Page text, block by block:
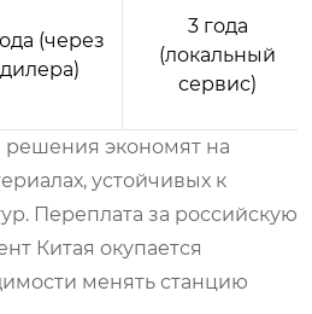
(через
дилера)
3 года
(локальный
сервис)
решения экономят на
устойчивых к
Переплата за российскую
Китая окупается
менять станцию